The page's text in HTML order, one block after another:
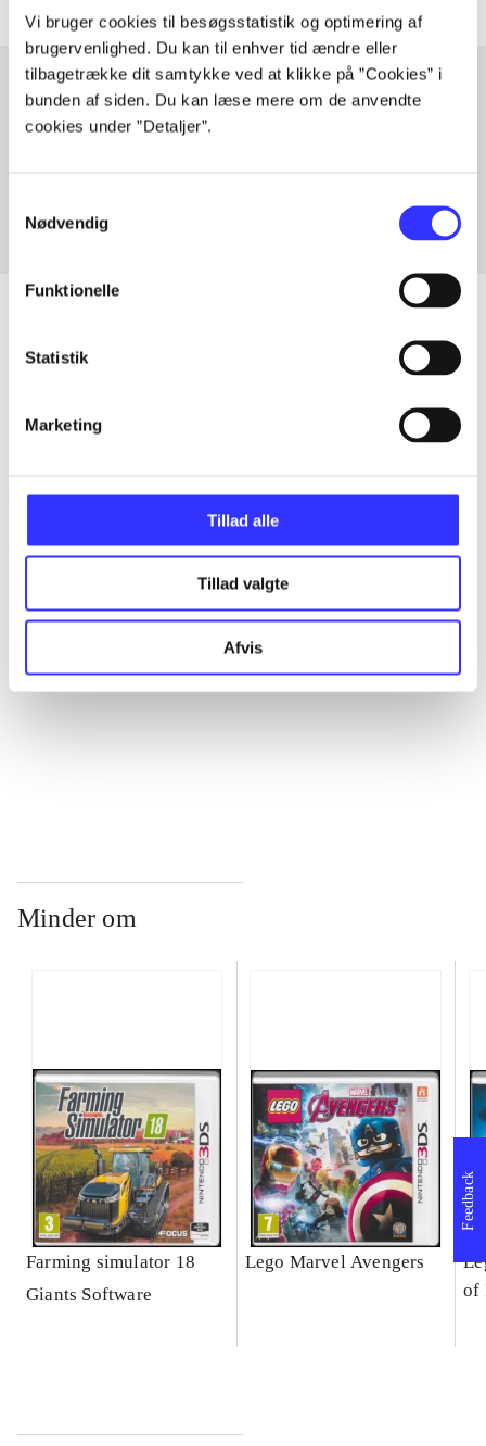
Vi bruger cookies til besøgsstatistik og optimering af
brugervenlighed. Du kan til enhver tid ændre eller
tilbagetrække dit samtykke ved at klikke på ”Cookies” i
bunden af siden. Du kan læse mere om de anvendte
cookies under ”Detaljer”.
Nødvendig
Funktionelle
Statistik
Marketing
Tillad alle
Tillad valgte
Afvis
Artikler med samme emner
...
...
Minder om
Farming simulator 18
Giants Software
Lego Marvel Avengers
of
Feedback